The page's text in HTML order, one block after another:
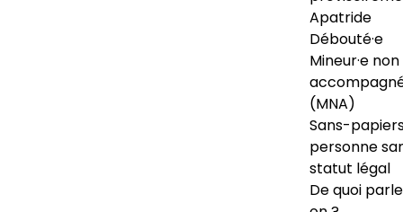
Apatride
Débouté·e
Mineur·e non
(MNA)
Sans-
personne
statut légal
De quoi